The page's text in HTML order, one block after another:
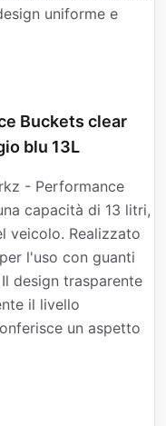
uniforme e
Buckets clear
blu 13L
- Performance
capacità di 13 litri,
veicolo. Realizzato
l'uso con guanti
design trasparente
il livello
un aspetto